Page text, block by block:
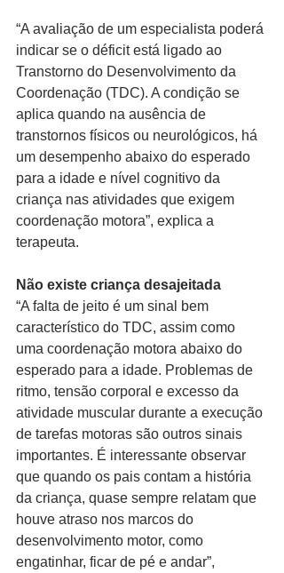
“A avaliação de um especialista poderá
indicar se o déficit está ligado ao
Transtorno do Desenvolvimento da
Coordenação (TDC). A condição se
aplica quando na ausência de
transtornos físicos ou neurológicos, há
um desempenho abaixo do esperado
para a idade e nível cognitivo da
criança nas atividades que exigem
coordenação motora”, explica a
terapeuta.
Não existe criança desajeitada
“A falta de jeito é um sinal bem
característico do TDC, assim como
uma coordenação motora abaixo do
esperado para a idade. Problemas de
ritmo, tensão corporal e excesso da
atividade muscular durante a execução
de tarefas motoras são outros sinais
importantes. É interessante observar
que quando os pais contam a história
da criança, quase sempre relatam que
houve atraso nos marcos do
desenvolvimento motor, como
engatinhar, ficar de pé e andar”,